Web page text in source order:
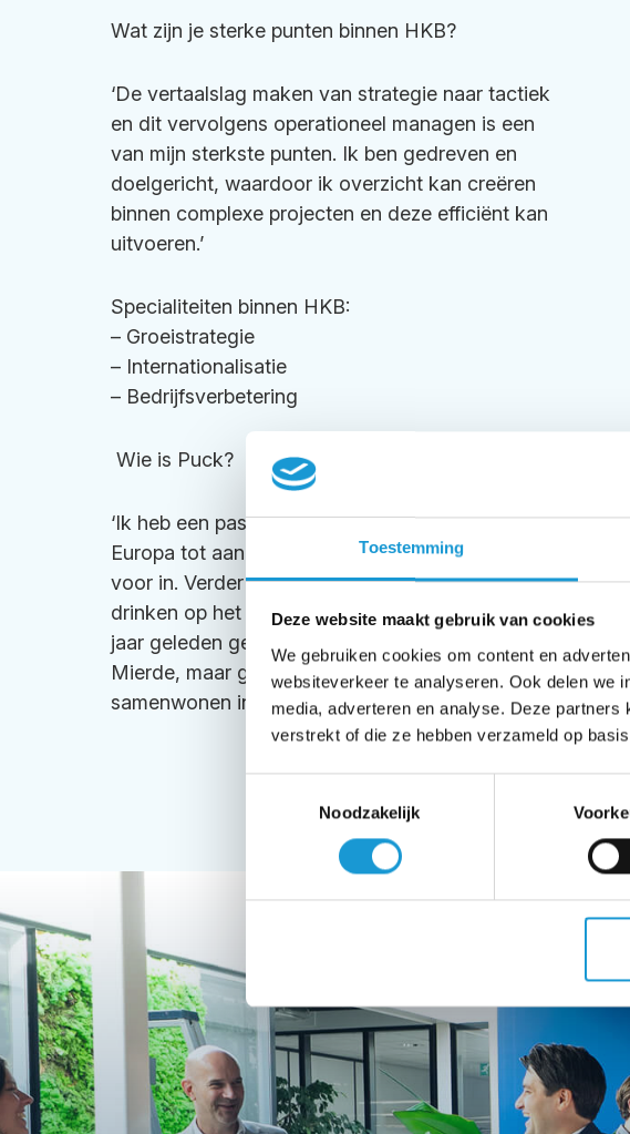
Toestemming
Deze website maakt gebruik van cookies
We gebruiken cookies om content en
websiteverkeer te analyseren. Ook delen we
media, adverteren en analyse. Deze
verstrekt of die ze hebben verzameld op
Noodzakelijk
Wat zijn je sterke punten binnen HKB?
‘De vertaalslag maken van strategie naar tactiek
en dit vervolgens operationeel managen is een
van mijn sterkste punten. Ik ben gedreven en
doelgericht, waardoor ik overzicht kan creëren
binnen complexe projecten en deze efficiënt kan
uitvoeren.’
Specialiteiten binnen HKB:
– Groeistrategie
– Internationalisatie
– Bedrijfsverbetering
Wie is Puck?
‘Ik heb een passie voor reizen – van citytrips in
Europa tot aan verre reizen in Azië, ik ben overal
voor in. Verder houd ik ontzettend van wijntjes
drinken op het terras en van winkelen. Ik ben 22
jaar geleden geboren in het pittoreske Lage
Mierde, maar ga binnenkort met mijn vriend
samenwonen in Bladel.’